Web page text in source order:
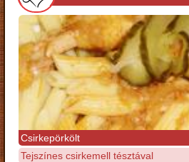
Csirkepörkölt
Tejszínes csirkemell tésztával